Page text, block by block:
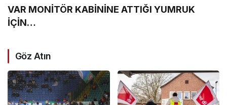
VAR MONİTÖR KABİNİNE ATTIĞI YUMRUK
İÇİN…
Göz Atın